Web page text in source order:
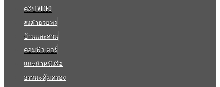
คลิป VIDEO
ส่งคำอวยพร
บ้านและสวน
คอมพิวเตอร์
แนะนำหนังสือ
ธรรมะคุ้มครอง